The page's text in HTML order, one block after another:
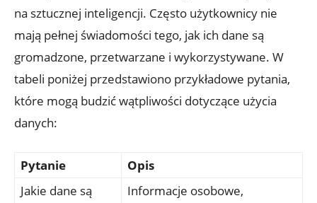
na sztucznej‍ inteligencji. Często użytkownicy nie
mają pełnej świadomości tego, jak ich dane są
gromadzone, przetwarzane i ​wykorzystywane. W
tabeli poniżej przedstawiono przykładowe pytania,
które mogą budzić wątpliwości dotyczące użycia
danych:
Pytanie
Opis
Jakie dane ⁢są
Informacje osobowe,